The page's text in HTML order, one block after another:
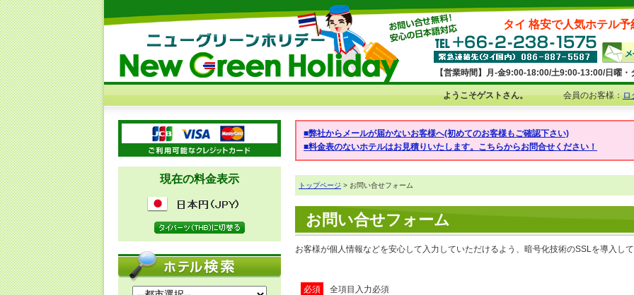
タイ 格安で人気ホテル
【営業時間】月-金9:00-18:00/土9:00-13:00/日曜・
ようこそゲストさん。 会員のお客様：ロ
現在の料金表示
■弊社からメールが届かないお客様へ(初めてのお客様もご確認下さい)
■料金表のないホテルはお見積りいたします。こちらからお問合せください！
トップページ > お問い合せフォーム
お問い合せフォーム
お客様が個人情報などを安心して入力していただけるよう、暗号化技術のSSLを導入し
必須 全項目入力必須